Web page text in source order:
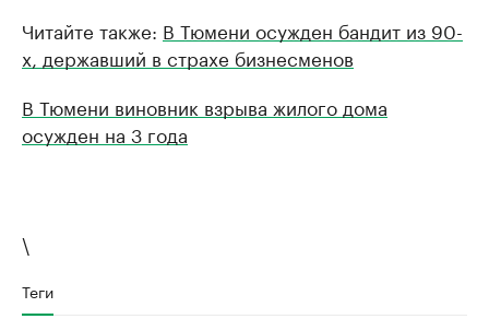
Читайте также: В Тюмени осужден бандит из 90-
х, державший в страхе бизнесменов
В Тюмени виновник взрыва жилого дома
осужден на 3 года
\
Теги